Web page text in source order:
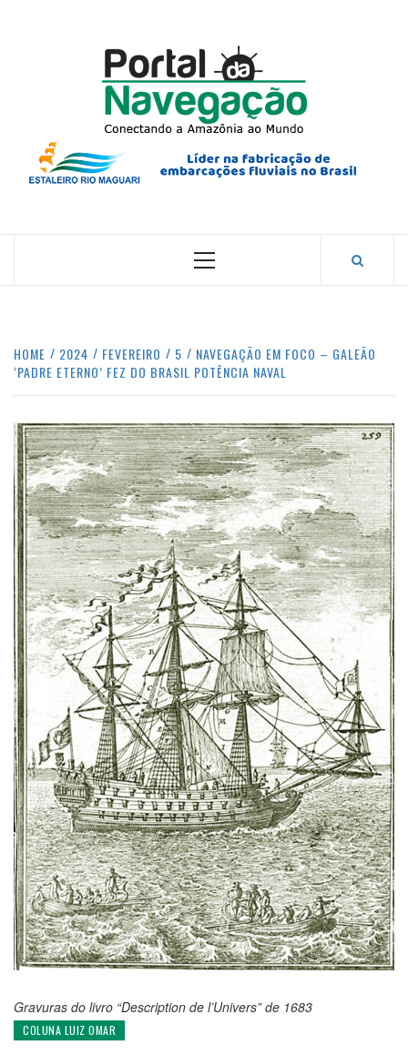
CONECTANDO A AMAZÔNIA COM O MUNDO.
Primary
HOME 2024 FEVEREIRO 5
NAVEGAÇÃO EM FOCO – GALEÃO
‘PADRE ETERNO’ FEZ DO BRASIL POTÊNCIA NAVAL
Gravuras do livro “Description de l’Univers” de 1683
COLUNA LUIZ OMAR